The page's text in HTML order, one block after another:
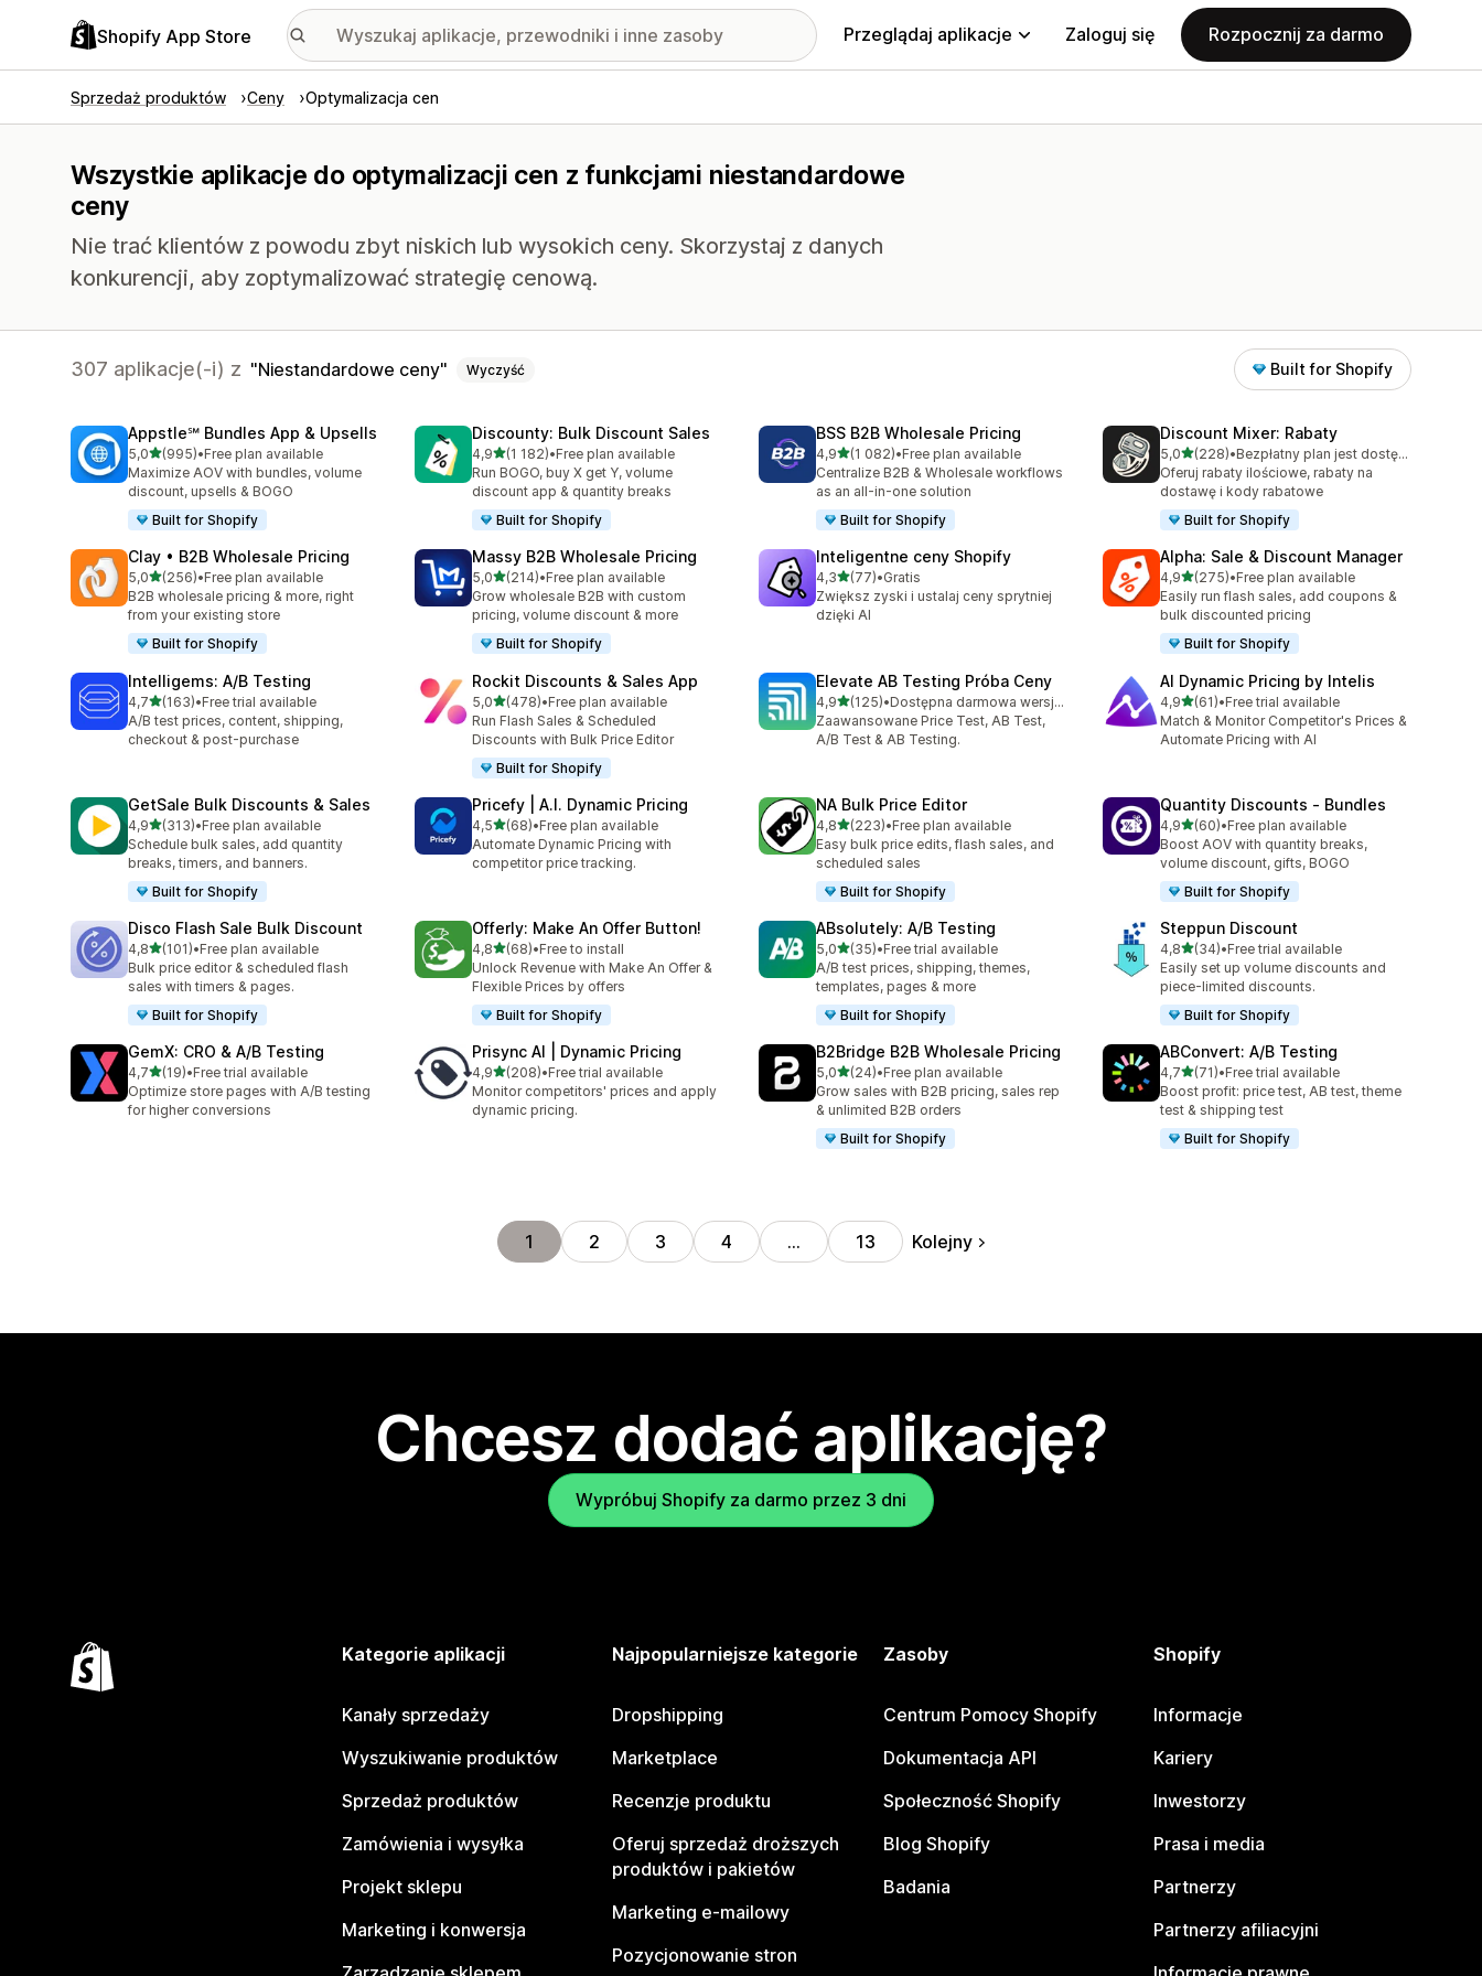
Shopify App Store Przeglądaj aplikacje Zaloguj się Rozpocznij za darmo
Sprzedaż produktów Ceny Optymalizacja cen
Wszystkie aplikacje do optymalizacji cen z funkcjami niestandardowe
ceny
Nie trać klientów z powodu zbyt niskich lub wysokich ceny. Skorzystaj z danych
konkurencji, aby zoptymalizować strategię cenową.
307 aplikacje(-i) z Niestandardowe ceny Wyczyść Built for Shopify
Appstle℠ Bundles App & Upsells
5,0na 5 gwiazdek
(995)
Łączna liczba recenzji: 995
•Free plan available
Maximize AOV with bundles, volume
discount, upsells & BOGO
Built for Shopify
Discounty: Bulk Discount Sales
4,9na 5 gwiazdek
(1 182)
Łączna liczba recenzji: 1182
•Free plan available
Run BOGO, buy X get Y, volume
discount app & quantity breaks
Built for Shopify
BSS B2B Wholesale Pricing
4,9na 5 gwiazdek
(1 082)
Łączna liczba recenzji: 1082
•Free plan available
Centralize B2B & Wholesale workflows
as an all-in-one solution
Built for Shopify
Discount Mixer: Rabaty
5,0na 5 gwiazdek
(228)
Łączna liczba recenzji: 228
•
Bezpłatny plan jest dostępny
Oferuj rabaty ilościowe, rabaty na
dostawę i kody rabatowe
Built for Shopify
Clay • B2B Wholesale Pricing
5,0na 5 gwiazdek
(256)
Łączna liczba recenzji: 256
•Free plan available
B2B wholesale pricing & more, right
from your existing store
Built for Shopify
Massy B2B Wholesale Pricing
5,0na 5 gwiazdek
(214)
Łączna liczba recenzji: 214
•Free plan available
Grow wholesale B2B with custom
pricing, volume discount & more
Built for Shopify
Inteligentne ceny Shopify
4,3na 5 gwiazdek
(77)
Łączna liczba recenzji: 77
•Gratis
Zwiększ zyski i ustalaj ceny sprytniej
dzięki AI
Alpha: Sale & Discount Manager
4,9na 5 gwiazdek
(275)
Łączna liczba recenzji: 275
•Free plan available
Easily run flash sales, add coupons &
bulk discounted pricing
Built for Shopify
Intelligems: A/B Testing
4,7na 5 gwiazdek
(163)
Łączna liczba recenzji: 163
•Free trial available
A/B test prices, content, shipping,
checkout & post-purchase
Rockit Discounts & Sales App
5,0na 5 gwiazdek
(478)
Łączna liczba recenzji: 478
•Free plan available
Run Flash Sales & Scheduled
Discounts with Bulk Price Editor
Built for Shopify
Elevate AB Testing Próba Ceny
4,9na 5 gwiazdek
(125)
Łączna liczba recenzji: 125
•
Dostępna darmowa wersja próbna
Zaawansowane Price Test, AB Test,
A/B Test & AB Testing.
AI Dynamic Pricing by Intelis
4,9na 5 gwiazdek
(61)
Łączna liczba recenzji: 61
•Free trial available
Match & Monitor Competitor's Prices &
Automate Pricing with AI
GetSale Bulk Discounts & Sales
4,9na 5 gwiazdek
(313)
Łączna liczba recenzji: 313
•Free plan available
Schedule bulk sales, add quantity
breaks, timers, and banners.
Built for Shopify
Pricefy | A.I. Dynamic Pricing
4,5na 5 gwiazdek
(68)
Łączna liczba recenzji: 68
•Free plan available
Automate Dynamic Pricing with
competitor price tracking.
NA Bulk Price Editor
4,8na 5 gwiazdek
(223)
Łączna liczba recenzji: 223
•Free plan available
Easy bulk price edits, flash sales, and
scheduled sales
Built for Shopify
Quantity Discounts ‑ Bundles
4,9na 5 gwiazdek
(60)
Łączna liczba recenzji: 60
•Free plan available
Boost AOV with quantity breaks,
volume discount, gifts, BOGO
Built for Shopify
Disco Flash Sale Bulk Discount
4,8na 5 gwiazdek
(101)
Łączna liczba recenzji: 101
•Free plan available
Bulk price editor & scheduled flash
sales with timers & pages.
Built for Shopify
Offerly: Make An Offer Button!
4,8na 5 gwiazdek
(68)
Łączna liczba recenzji: 68
•Free to install
Unlock Revenue with Make An Offer &
Flexible Prices by offers
Built for Shopify
ABsolutely: A/B Testing
5,0na 5 gwiazdek
(35)
Łączna liczba recenzji: 35
•Free trial available
A/B test prices, shipping, themes,
templates, pages & more
Built for Shopify
Steppun Discount
4,8na 5 gwiazdek
(34)
Łączna liczba recenzji: 34
•Free trial available
Easily set up volume discounts and
piece-limited discounts.
Built for Shopify
GemX: CRO & A/B Testing
4,7na 5 gwiazdek
(19)
Łączna liczba recenzji: 19
•Free trial available
Optimize store pages with A/B testing
for higher conversions
Prisync AI | Dynamic Pricing
4,9na 5 gwiazdek
(208)
Łączna liczba recenzji: 208
•Free trial available
Monitor competitors' prices and apply
dynamic pricing.
B2Bridge B2B Wholesale Pricing
5,0na 5 gwiazdek
(24)
Łączna liczba recenzji: 24
•Free plan available
Grow sales with B2B pricing, sales rep
& unlimited B2B orders
Built for Shopify
ABConvert: A/B Testing
4,7na 5 gwiazdek
(71)
Łączna liczba recenzji: 71
•Free trial available
Boost profit: price test, AB test, theme
test & shipping test
Built for Shopify
1 2 3 4 … 13 Kolejny
Chcesz dodać aplikację?
Wypróbuj Shopify za darmo przez 3 dni
Kategorie aplikacji
Kanały sprzedaży
Wyszukiwanie produktów
Sprzedaż produktów
Zamówienia i wysyłka
Projekt sklepu
Marketing i konwersja
Najpopularniejsze kategorie
Dropshipping
Marketplace
Recenzje produktu
Oferuj sprzedaż droższych
produktów i pakietów
Marketing e-mailowy
Pozycjonowanie stron
Zasoby
Centrum Pomocy Shopify
Dokumentacja API
Społeczność Shopify
Blog Shopify
Badania
Shopify
Informacje
Kariery
Inwestorzy
Prasa i media
Partnerzy
Partnerzy afiliacyjni